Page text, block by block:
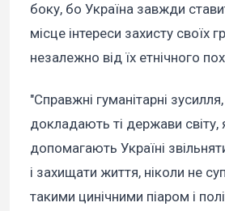
боку, бо Україна завжди
місце інтереси захисту своїх
незалежно від їх етнічного
"Справжні гуманітарні
докладають ті держави світу,
допомагають Україні
і захищати життя, ніколи не
такими цинічними піаром і